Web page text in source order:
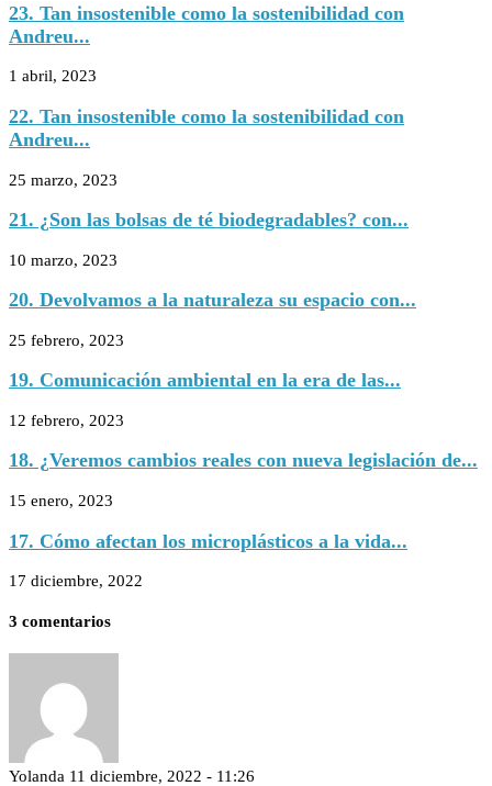
23. Tan insostenible como la sostenibilidad con
Andreu...
1 abril, 2023
22. Tan insostenible como la sostenibilidad con
Andreu...
25 marzo, 2023
21. ¿Son las bolsas de té biodegradables? con...
10 marzo, 2023
20. Devolvamos a la naturaleza su espacio con...
25 febrero, 2023
19. Comunicación ambiental en la era de las...
12 febrero, 2023
18. ¿Veremos cambios reales con nueva legislación de...
15 enero, 2023
17. Cómo afectan los microplásticos a la vida...
17 diciembre, 2022
3 comentarios
Yolanda 11 diciembre, 2022 - 11:26